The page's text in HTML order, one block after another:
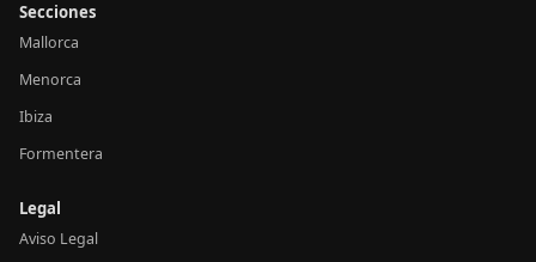
Secciones
Mallorca
Menorca
Ibiza
Formentera
Legal
Aviso Legal